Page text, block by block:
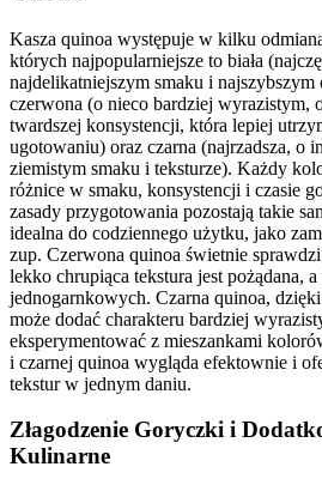
Kasza quinoa występuje w kilku
których najpopularniejsze to biała
najdelikatniejszym smaku i najszybszym
czerwona (o nieco bardziej wyrazistym,
twardszej konsystencji, która lepiej
ugotowaniu) oraz czarna (najrzadsza, o
ziemistym smaku i teksturze). Każdy
różnice w smaku, konsystencji i czasie
zasady przygotowania pozostają takie
idealna do codziennego użytku, jako
zup. Czerwona quinoa świetnie
lekko chrupiąca tekstura jest pożądana,
jednogarnkowych. Czarna quinoa,
może dodać charakteru bardziej
eksperymentować z mieszankami
i czarnej quinoa wygląda efektownie i
tekstur w jednym daniu.
Złagodzenie Goryczki i
Kulinarne